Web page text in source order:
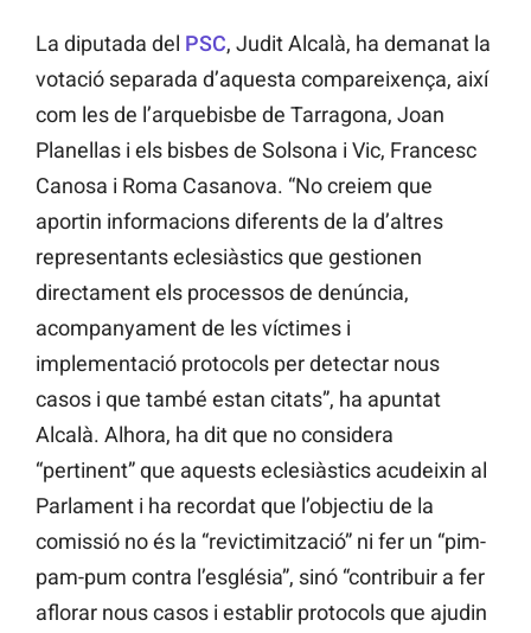
La diputada del PSC, Judit Alcalà, ha demanat la
votació separada d’aquesta compareixença, així
com les de l’arquebisbe de Tarragona, Joan
Planellas i els bisbes de Solsona i Vic, Francesc
Canosa i Roma Casanova. “No creiem que
aportin informacions diferents de la d’altres
representants eclesiàstics que gestionen
directament els processos de denúncia,
acompanyament de les víctimes i
implementació protocols per detectar nous
casos i que també estan citats”, ha apuntat
Alcalà. Alhora, ha dit que no considera
“pertinent” que aquests eclesiàstics acudeixin al
Parlament i ha recordat que l’objectiu de la
comissió no és la “revictimització” ni fer un “pim-
pam-pum contra l’església”, sinó “contribuir a fer
aflorar nous casos i establir protocols que ajudin